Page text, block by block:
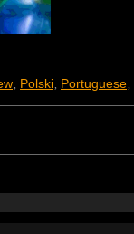
, Polski, Portuguese,